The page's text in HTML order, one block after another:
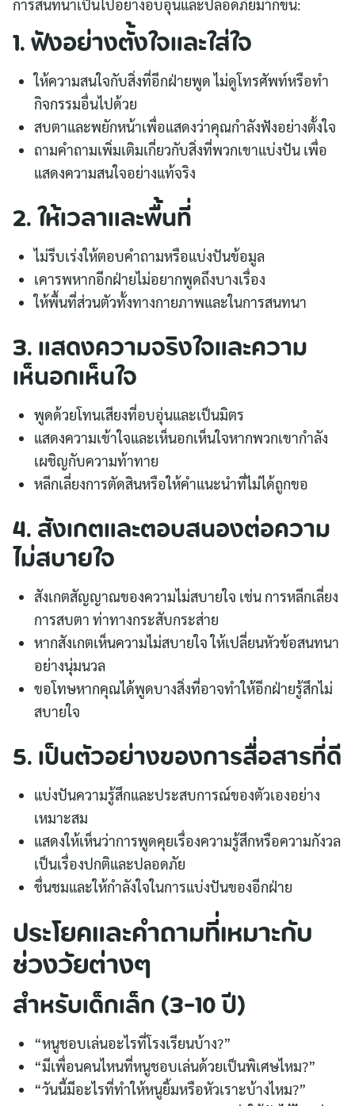
Search
for:
การสนทนาเป็นไปอย่างอบอุ่นและปลอดภัยมากขึ้น:
1. ฟังอย่างตั้งใจและใส่ใจ
ให้ความสนใจกับสิ่งที่อีกฝ่ายพูด ไม่ดูโทรศัพท์หรือทำ
กิจกรรมอื่นไปด้วย
สบตาและพยักหน้าเพื่อแสดงว่าคุณกำลังฟังอย่างตั้งใจ
ถามคำถามเพิ่มเติมเกี่ยวกับสิ่งที่พวกเขาแบ่งปัน เพื่อ
แสดงความสนใจอย่างแท้จริง
2. ให้เวลาและพื้นที่
ไม่รีบเร่งให้ตอบคำถามหรือแบ่งปันข้อมูล
เคารพหากอีกฝ่ายไม่อยากพูดถึงบางเรื่อง
ให้พื้นที่ส่วนตัวทั้งทางกายภาพและในการสนทนา
3. แสดงความจริงใจและความ
เห็นอกเห็นใจ
พูดด้วยโทนเสียงที่อบอุ่นและเป็นมิตร
แสดงความเข้าใจและเห็นอกเห็นใจหากพวกเขากำลัง
เผชิญกับความท้าทาย
หลีกเลี่ยงการตัดสินหรือให้คำแนะนำที่ไม่ได้ถูกขอ
4. สังเกตและตอบสนองต่อความ
ไม่สบายใจ
สังเกตสัญญาณของความไม่สบายใจ เช่น การหลีกเลี่ยง
การสบตา ท่าทางกระสับกระส่าย
หากสังเกตเห็นความไม่สบายใจ ให้เปลี่ยนหัวข้อสนทนา
อย่างนุ่มนวล
ขอโทษหากคุณได้พูดบางสิ่งที่อาจทำให้อีกฝ่ายรู้สึกไม่
สบายใจ
5. เป็นตัวอย่างของการสื่อสารที่ดี
แบ่งปันความรู้สึกและประสบการณ์ของตัวเองอย่าง
เหมาะสม
แสดงให้เห็นว่าการพูดคุยเรื่องความรู้สึกหรือความกังวล
เป็นเรื่องปกติและปลอดภัย
ชื่นชมและให้กำลังใจในการแบ่งปันของอีกฝ่าย
ประโยคและคำถามที่เหมาะกับ
ช่วงวัยต่างๆ
สำหรับเด็กเล็ก (3-10 ปี)
“หนูชอบเล่นอะไรที่โรงเรียนบ้าง?”
“มีเพื่อนคนไหนที่หนูชอบเล่นด้วยเป็นพิเศษไหม?”
“วันนี้มีอะไรที่ทำให้หนูยิ้มหรือหัวเราะบ้างไหม?”